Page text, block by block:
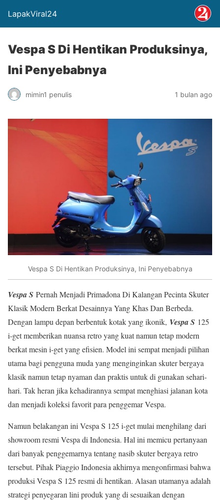
LapakViral24
Vespa S Di Hentikan Produksinya,
Ini Penyebabnya
mimin1 penulis 1 bulan ago
Vespa S Di Hentikan Produksinya, Ini Penyebabnya
Vespa S Pernah Menjadi Primadona Di Kalangan Pecinta Skuter
Klasik Modern Berkat Desainnya Yang Khas Dan Berbeda.
Dengan lampu depan berbentuk kotak yang ikonik, Vespa S 125
i-get memberikan nuansa retro yang kuat namun tetap modern
berkat mesin i-get yang efisien. Model ini sempat menjadi pilihan
utama bagi pengguna muda yang menginginkan skuter bergaya
klasik namun tetap nyaman dan praktis untuk di gunakan sehari-
hari. Tak heran jika kehadirannya sempat menghiasi jalanan kota
dan menjadi koleksi favorit para penggemar Vespa.
Namun belakangan ini Vespa S 125 i-get mulai menghilang dari
showroom resmi Vespa di Indonesia. Hal ini memicu pertanyaan
dari banyak penggemarnya tentang nasib skuter bergaya retro
tersebut. Pihak Piaggio Indonesia akhirnya mengonfirmasi bahwa
produksi Vespa S 125 resmi di hentikan. Alasan utamanya adalah
strategi penyegaran lini produk yang di sesuaikan dengan